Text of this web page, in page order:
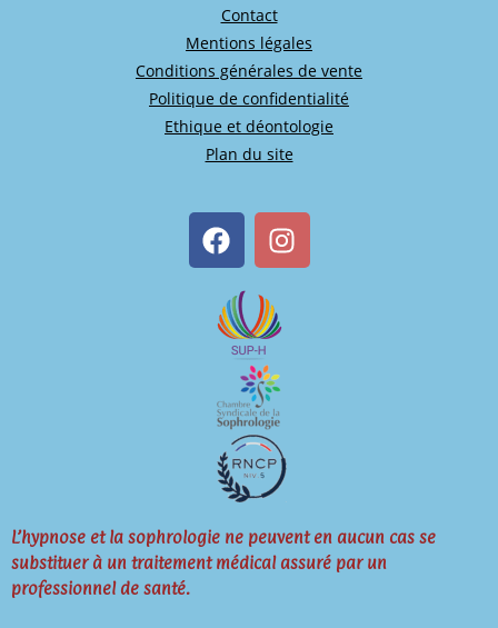
Contact
Mentions légales
Conditions générales de vente
Politique de confidentialité
Ethique et déontologie
Plan du site
L’hypnose et la sophrologie ne peuvent en aucun cas se
substituer à un traitement médical assuré par un
professionnel de santé.